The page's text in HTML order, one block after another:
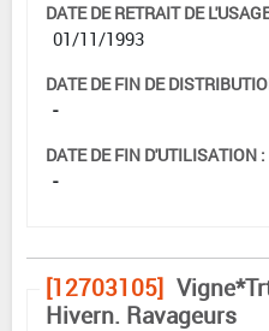
DATE DE RETRAIT DE
01/11/1993
DATE DE FIN DE
-
DATE DE FIN D'UTILISATION :
-
[12703105]
Hivern. Ravageurs